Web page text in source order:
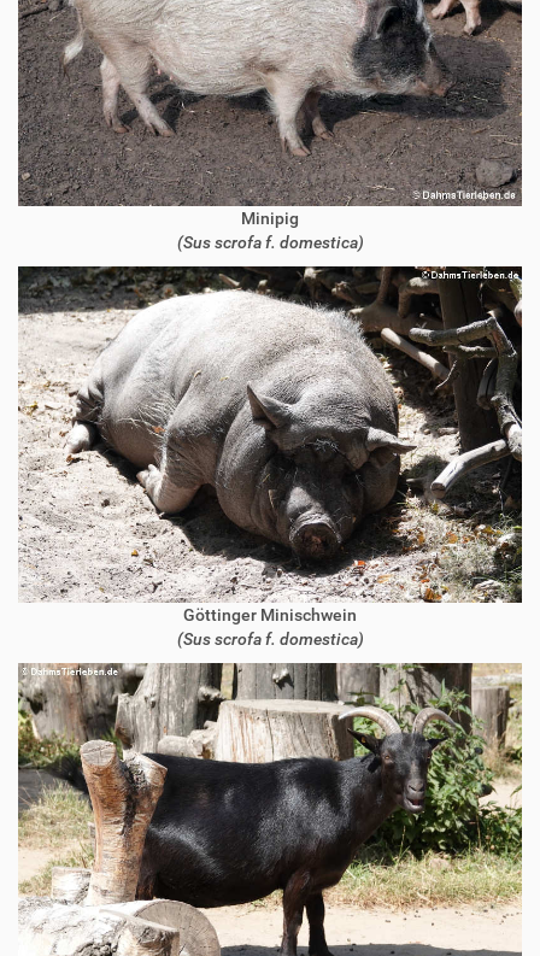
Minipig
(Sus scrofa f. domestica)
Göttinger Minischwein
(Sus scrofa f. domestica)